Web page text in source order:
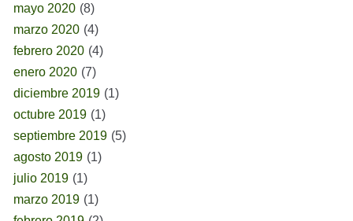
mayo 2020 (8)
marzo 2020 (4)
febrero 2020 (4)
enero 2020 (7)
diciembre 2019 (1)
octubre 2019 (1)
septiembre 2019 (5)
agosto 2019 (1)
julio 2019 (1)
marzo 2019 (1)